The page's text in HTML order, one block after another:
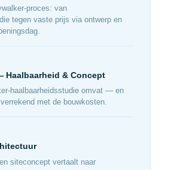
proces: van
tegen vaste prijs via ontwerp en
Haalbaarheid & Concept
haalbaarheidsstudie omvat — en
met de bouwkosten.
siteconcept vertaalt naar